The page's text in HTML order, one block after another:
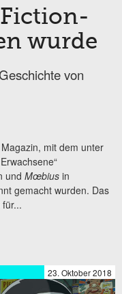
wurde
von
mit dem unter
und Mœbius in
gemacht wurden. Das
23. Oktober 2018